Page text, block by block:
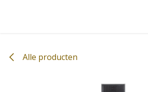
Alle producten